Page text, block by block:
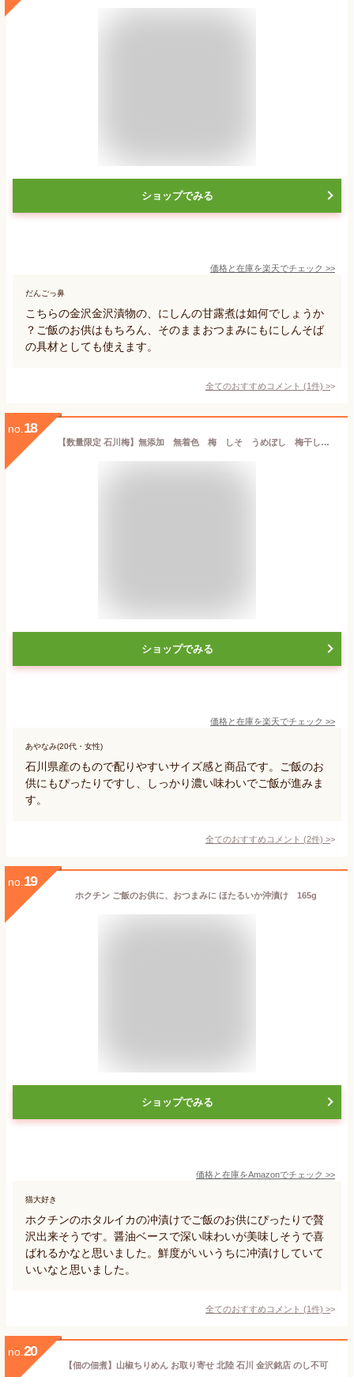
ショップでみる
価格と在庫を楽天でチェック >>
だんごっ鼻
こちらの金沢金沢漬物の、にしんの甘露煮は如何でしょうか
？ご飯のお供はもちろん、そのままおつまみにもにしんそば
の具材としても使えます。
全てのおすすめコメント (1件) >
no. 18
【数量限定 石川梅】無添加 無着色 梅 しそ うめぼし 梅干し 人気 数量限定販売 塩分補給 熱中症対策 昔ながら 天日干し 手土産 常備品 プレゼント 漬物 石川県 金沢市 四十萬谷本舗 四十万谷本舗
ショップでみる
価格と在庫を楽天でチェック >>
あやなみ(20代・女性)
石川県産のもので配りやすいサイズ感と商品です。ご飯のお
供にもぴったりですし、しっかり濃い味わいでご飯が進みま
す。
全てのおすすめコメント (2件) >
no. 19
ホクチン ご飯のお供に、おつまみに ほたるいか沖漬け 165g
ショップでみる
価格と在庫をAmazonでチェック >>
猫大好き
ホクチンのホタルイカの冲漬けでご飯のお供にぴったりで贅
沢出来そうです。醤油ベースで深い味わいが美味しそうで喜
ばれるかなと思いました。鮮度がいいうちに冲漬けしていて
いいなと思いました。
全てのおすすめコメント (1件) >
no. 20
【佃の佃煮】山椒ちりめん お取り寄せ 北陸 石川 金沢銘店 のし不可